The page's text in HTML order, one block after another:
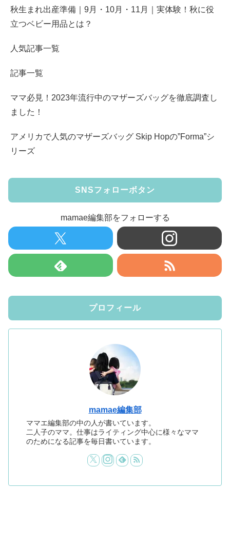
秋生まれ出産準備｜9月・10月・11月｜実体験！秋に役
立つベビー用品とは？
人気記事一覧
記事一覧
ママ必見！2023年流行中のマザーズバッグを徹底調査し
ました！
アメリカで人気のマザーズバッグ Skip Hopの”Forma”シ
リーズ
SNSフォローボタン
mamae編集部をフォローする
プロフィール
mamae編集部
ママエ編集部の中の人が書いています。
二人子のママ。仕事はライティング中心に様々なママ
のためになる記事を毎日書いています。